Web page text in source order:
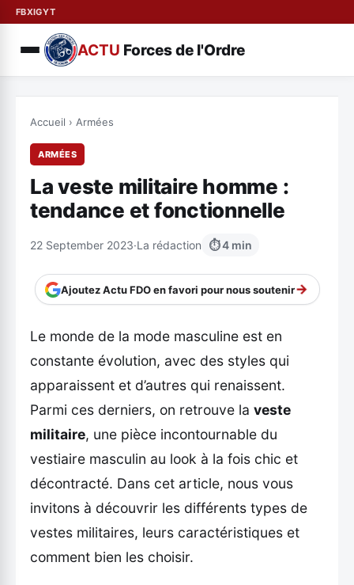
FBXIGYT
ACTU Forces de l'Ordre
Accueil › Armées
ARMÉES
La veste militaire homme :
tendance et fonctionnelle
22 September 2023·La rédaction ⏱ 4 min
Ajoutez Actu FDO en favori pour nous soutenir→
Le monde de la mode masculine est en
constante évolution, avec des styles qui
apparaissent et d’autres qui renaissent.
Parmi ces derniers, on retrouve la veste
militaire, une pièce incontournable du
vestiaire masculin au look à la fois chic et
décontracté. Dans cet article, nous vous
invitons à découvrir les différents types de
vestes militaires, leurs caractéristiques et
comment bien les choisir.